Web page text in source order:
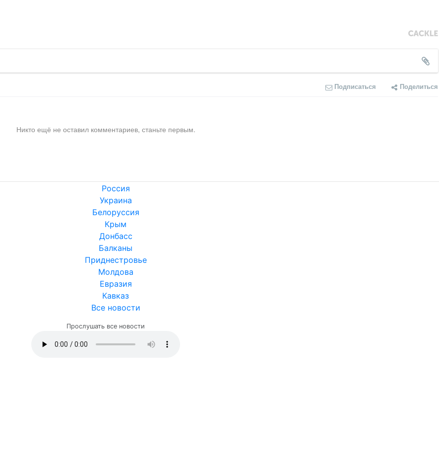
Подписаться Поделиться
Никто ещё не оставил комментариев, станьте первым.
Россия
Украина
Белоруссия
Крым
Донбасс
Балканы
Приднестровье
Молдова
Евразия
Кавказ
Все новости
Прослушать все новости